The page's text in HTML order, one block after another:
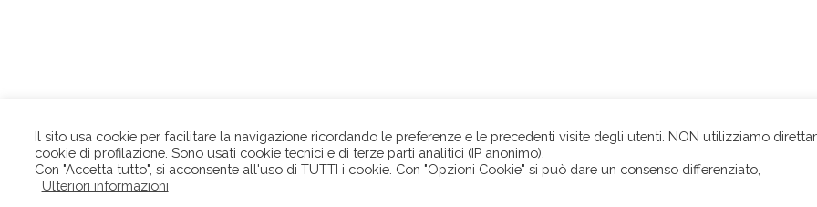
LA POLVERIERA • Società Consortile a R.L. • p.le Mons. Oscar Romero 1/O •
REGGIO EMILIA • c.f. - r.i. e p.iva 02569490358 • tel. +39 0522 440981 •
Il sito usa cookie per facilitare la navigazione ricordando le preferenze e le precedenti visite degli utenti. NON utilizziamo
cookie di profilazione. Sono usati cookie tecnici e di terze parti analitici (IP anonimo).
Con "Accetta tutto", si acconsente all'uso di TUTTI i cookie. Con "Opzioni Cookie" si può dare un consenso differenziato,
Ulteriori informazioni